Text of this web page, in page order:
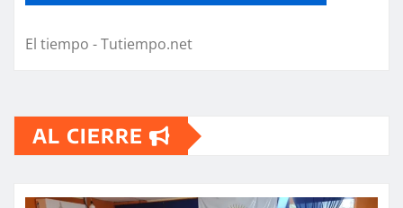
El tiempo - Tutiempo.net
AL CIERRE